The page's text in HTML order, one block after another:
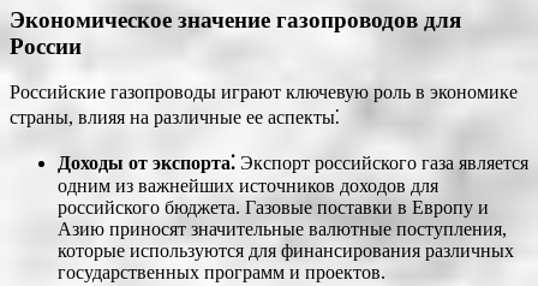
Экономическое значение газопроводов для
России
Российские газопроводы играют ключевую роль в экономике
страны, влияя на различные ее аспекты⁚
Доходы от экспорта⁚ Экспорт российского газа является
одним из важнейших источников доходов для
российского бюджета. Газовые поставки в Европу и
Азию приносят значительные валютные поступления,
которые используются для финансирования различных
государственных программ и проектов.